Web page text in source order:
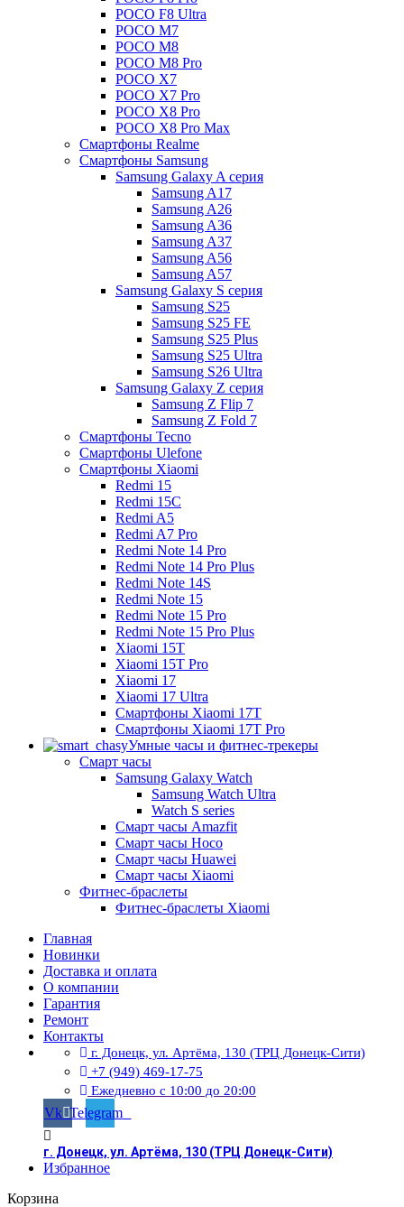
POCO F8 Ultra
POCO M7
POCO M8
POCO M8 Pro
POCO X7
POCO X7 Pro
POCO X8 Pro
POCO X8 Pro Max
Смартфоны Realme
Смартфоны Samsung
Samsung Galaxy A серия
Samsung A17
Samsung A26
Samsung A36
Samsung A37
Samsung A56
Samsung A57
Samsung Galaxy S серия
Samsung S25
Samsung S25 FE
Samsung S25 Plus
Samsung S25 Ultra
Samsung S26 Ultra
Samsung Galaxy Z серия
Samsung Z Flip 7
Samsung Z Fold 7
Смартфоны Tecno
Смартфоны Ulefone
Смартфоны Xiaomi
Redmi 15
Redmi 15C
Redmi A5
Redmi A7 Pro
Redmi Note 14 Pro
Redmi Note 14 Pro Plus
Redmi Note 14S
Redmi Note 15
Redmi Note 15 Pro
Redmi Note 15 Pro Plus
Xiaomi 15T
Xiaomi 15T Pro
Xiaomi 17
Xiaomi 17 Ultra
Смартфоны Xiaomi 17Т
Смартфоны Xiaomi 17Т Pro
Умные часы и фитнес-трекеры
Смарт часы
Samsung Galaxy Watch
Samsung Watch Ultra
Watch S series
Смарт часы Amazfit
Смарт часы Hoco
Смарт часы Huawei
Смарт часы Xiaomi
Фитнес-браслеты
Фитнес-браслеты Xiaomi
Главная
Новинки
Доставка и оплата
О компании
Гарантия
Ремонт
Контакты
г. Донецк, ул. Артёма, 130 (ТРЦ Донецк-Сити)
+7 (949) 469-17-75
Ежедневно с 10:00 до 20:00
Vk Telegram
г. Донецк, ул. Артёма, 130 (ТРЦ Донецк-Сити)
Избранное
Корзина